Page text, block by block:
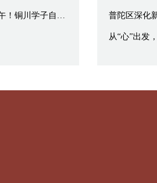
我在文明实践中心过端午｜藏在本草园里的端午！铜川学子自制非遗端午香牌 普陀区深化